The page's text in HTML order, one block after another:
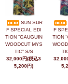
SUN SUR
F SPECIAL EDI
TION “GAUGUIN
WOODCUT MYS
TIC” S/S
32,000円(税込3
5,200円)
F
TION